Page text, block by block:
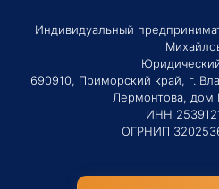
Индивидуальный
690910, Приморский край, г.
Лермонтова, дом
ИНН
ОГРНИП